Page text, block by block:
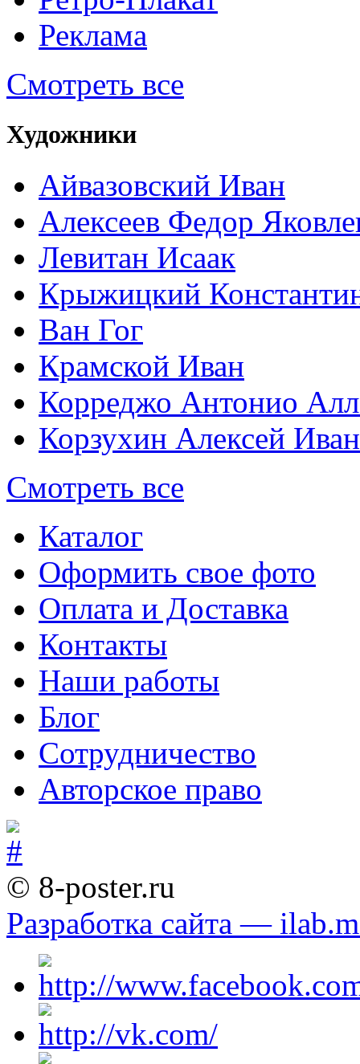
Реклама
Смотреть все
Художники
Айвазовский Иван
Алексеев Федор
Левитан Исаак
Крыжицкий
Ван Гог
Крамской Иван
Корреджо Антонио
Корзухин Алексей
Смотреть все
Каталог
Оформить свое фото
Оплата и Доставка
Контакты
Наши работы
Блог
Сотрудничество
Авторское право
© 8-poster.ru
Разработка сайта —